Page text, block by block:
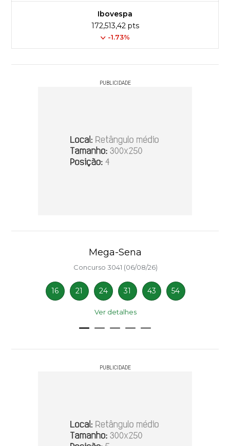
Ibovespa
172,513,42 pts
-1.73%
PUBLICIDADE
Mega-Sena
Concurso 3041 (06/08/26)
16 21 24 31 43 54
Ver detalhes
PUBLICIDADE